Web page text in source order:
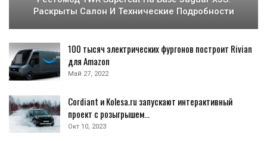
Раскрыты Салон И Технические Подробности
100 тысяч электрических фургонов построит Rivian
для Amazon
Май 27, 2022
Cordiant и Kolesa.ru запускают интерактивный
проект с розыгрышем…
Окт 10, 2023